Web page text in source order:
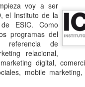
voy a ser
el Instituto de la
ESIC. Como
programas del
de
relacional,
digital,
mobile